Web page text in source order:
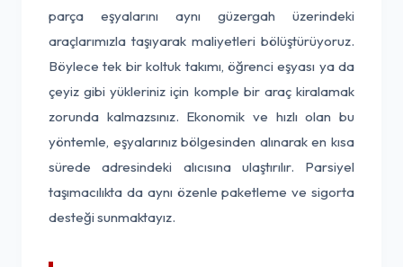
parça eşyalarını aynı güzergah üzerindeki
araçlarımızla taşıyarak maliyetleri bölüştürüyoruz.
Böylece tek bir koltuk takımı, öğrenci eşyası ya da
çeyiz gibi yükleriniz için komple bir araç kiralamak
zorunda kalmazsınız. Ekonomik ve hızlı olan bu
yöntemle, eşyalarınız bölgesinden alınarak en kısa
sürede adresindeki alıcısına ulaştırılır. Parsiyel
taşımacılıkta da aynı özenle paketleme ve sigorta
desteği sunmaktayız.